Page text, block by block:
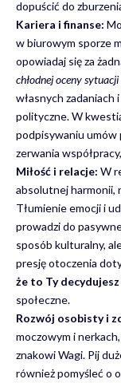
dopuścić do
Kariera i finanse:
w biurowym sporze
opowiadaj się za
chłodnej oceny
własnych zadaniach
polityczne. W
podpisywaniu umów
zerwania
Miłość i relacje: W
absolutnej harmonii,
Tłumienie emocji i
prowadzi do
sposób kulturalny,
presję otoczenia
że to Ty
społeczne.
Rozwój osobisty i
moczowym i
znakowi Wagi. Pij
również pomyśleć o